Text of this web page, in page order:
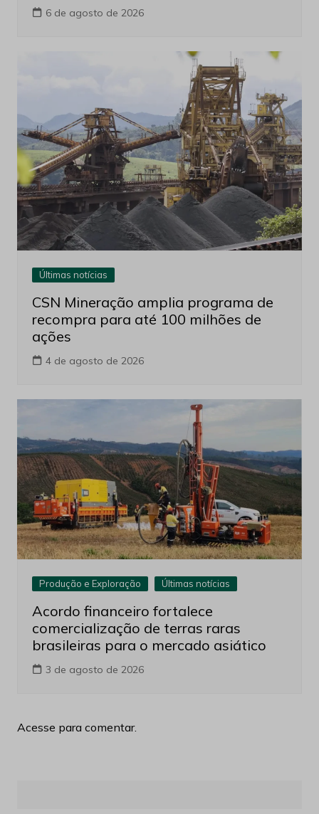
6 de agosto de 2026
Últimas notícias
CSN Mineração amplia programa de
recompra para até 100 milhões de
ações
4 de agosto de 2026
Produção e Exploração Últimas notícias
Acordo financeiro fortalece
comercialização de terras raras
brasileiras para o mercado asiático
3 de agosto de 2026
Acesse para comentar.